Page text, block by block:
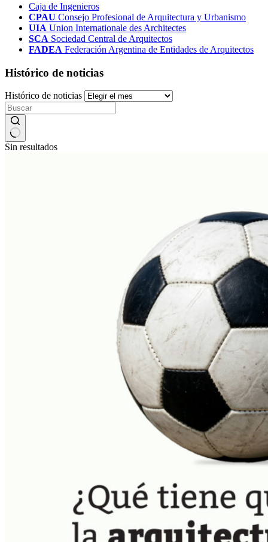
Caja de Ingenieros
CPAU Consejo Profesional de Arquitectura y Urbanismo
UIA Union Internationale des Architectes
SCA Sociedad Central de Arquitectos
FADEA Federación Argentina de Entidades de Arquitectos
Histórico de noticias
Histórico de noticias
Sin resultados